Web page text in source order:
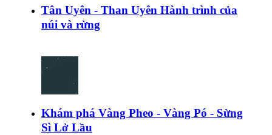
Tân Uyên - Than Uyên Hành trình của
núi và rừng
Khám phá Vàng Pheo - Vàng Pó - Sừng
Sì Lở Lầu